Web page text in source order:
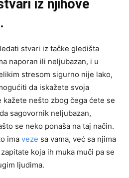
iz njihove
stvari iz tačke gledišta
naporan ili neljubazan, i u
stresom sigurno nije lako,
da iskažete svoja
kažete nešto zbog čega ćete se
sagovornik neljubazan,
se neko ponaša na taj način.
ima veze sa vama, već sa njima
koja ih muka muči pa se
ljudima.